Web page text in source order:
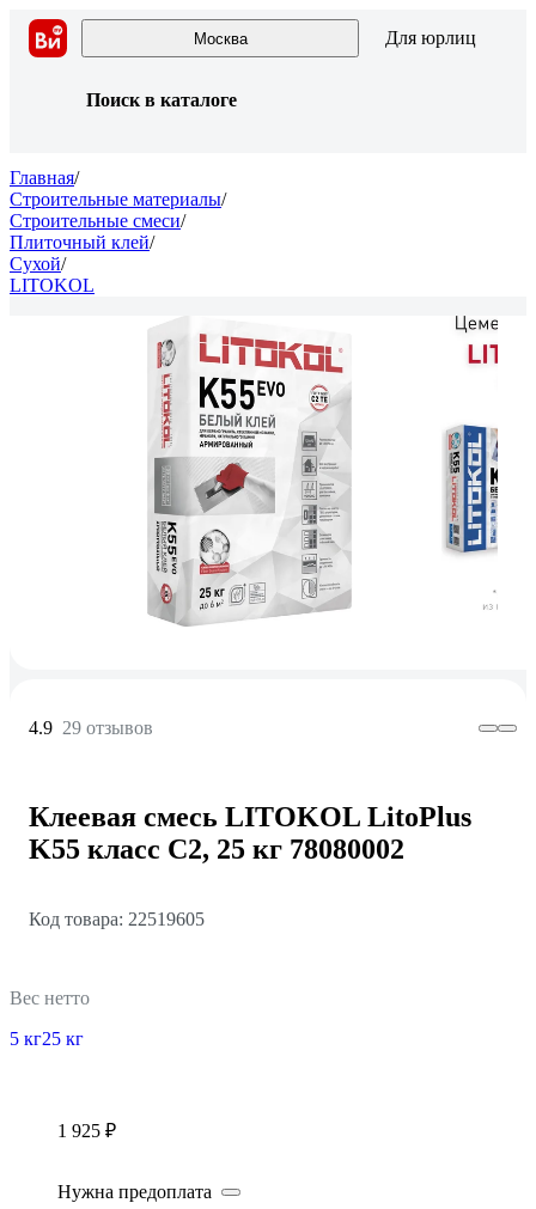
Москва Для юрлиц
Поиск в каталоге
Главная/
Строительные материалы/
Строительные смеси/
Плиточный клей/
Сухой/
LITOKOL
4.9 29 отзывов
Клеевая смесь LITOKOL LitoPlus
K55 класс C2, 25 кг 78080002
Код товара: 22519605
Вес нетто
5 кг25 кг
1 925 ₽
Нужна предоплата